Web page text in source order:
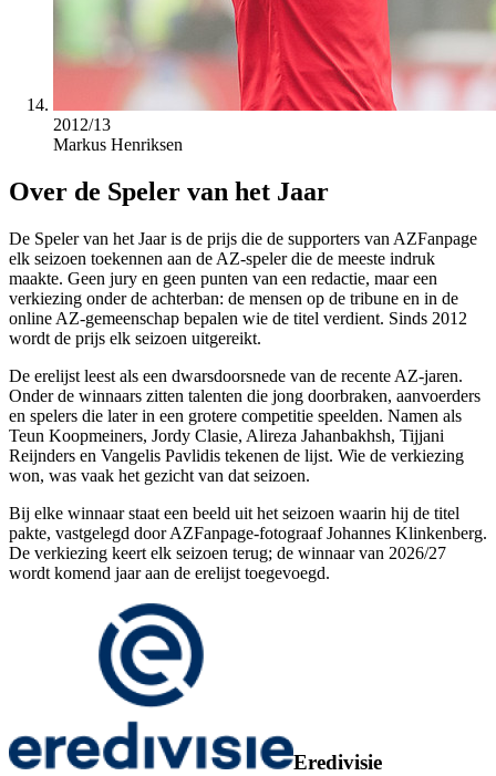
2012/13
Markus Henriksen
Over de Speler van het Jaar
De Speler van het Jaar is de prijs die de supporters van AZFanpage
elk seizoen toekennen aan de AZ-speler die de meeste indruk
maakte. Geen jury en geen punten van een redactie, maar een
verkiezing onder de achterban: de mensen op de tribune en in de
online AZ-gemeenschap bepalen wie de titel verdient. Sinds 2012
wordt de prijs elk seizoen uitgereikt.
De erelijst leest als een dwarsdoorsnede van de recente AZ-jaren.
Onder de winnaars zitten talenten die jong doorbraken, aanvoerders
en spelers die later in een grotere competitie speelden. Namen als
Teun Koopmeiners, Jordy Clasie, Alireza Jahanbakhsh, Tijjani
Reijnders en Vangelis Pavlidis tekenen de lijst. Wie de verkiezing
won, was vaak het gezicht van dat seizoen.
Bij elke winnaar staat een beeld uit het seizoen waarin hij de titel
pakte, vastgelegd door AZFanpage-fotograaf Johannes Klinkenberg.
De verkiezing keert elk seizoen terug; de winnaar van 2026/27
wordt komend jaar aan de erelijst toegevoegd.
Eredivisie